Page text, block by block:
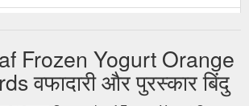
30-days and your debit/credit card will
orangeleafyogurt.com/sprinklepass/
Frozen Yogurt Orange
वफादारी और पुरस्कार बिंदु